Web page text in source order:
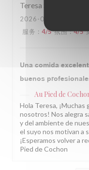
Teresa
2026-08-05
服务 : 4/5 氛围: 4/5
Una comida
buenos
Au Pied de
Hola Teresa,
nosotros! Nos alegra
y del ambiente de
el suyo nos motivan a
¡Esperamos volver a
Pied de Cochon